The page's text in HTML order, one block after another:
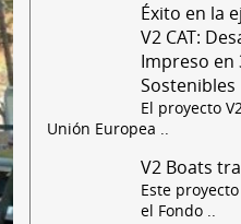
Éxito en la
V2 CAT:
Impreso en
Sostenibles
El proyecto
Unión Europea ..
V2 Boats
Este
el Fondo ..